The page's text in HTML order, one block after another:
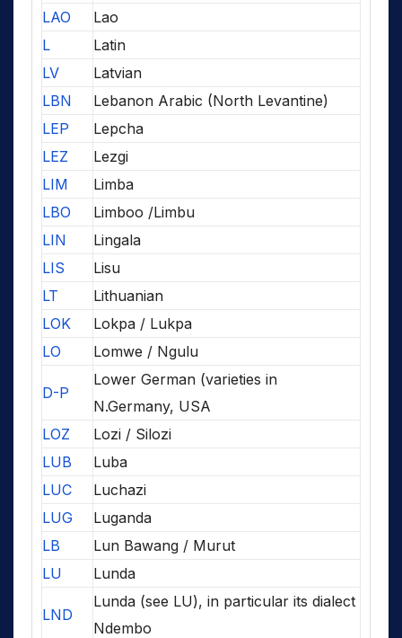
LAO
Lao
L
Latin
LV
Latvian
LBN
Lebanon Arabic (North Levantine)
LEP
Lepcha
LEZ
Lezgi
LIM
Limba
LBO
Limboo /Limbu
LIN
Lingala
LIS
Lisu
LT
Lithuanian
LOK
Lokpa / Lukpa
LO
Lomwe / Ngulu
D-P
Lower German (varieties in
N.Germany, USA
LOZ
Lozi / Silozi
LUB
Luba
LUC
Luchazi
LUG
Luganda
LB
Lun Bawang / Murut
LU
Lunda
LND
Lunda (see LU), in particular its dialect
Ndembo